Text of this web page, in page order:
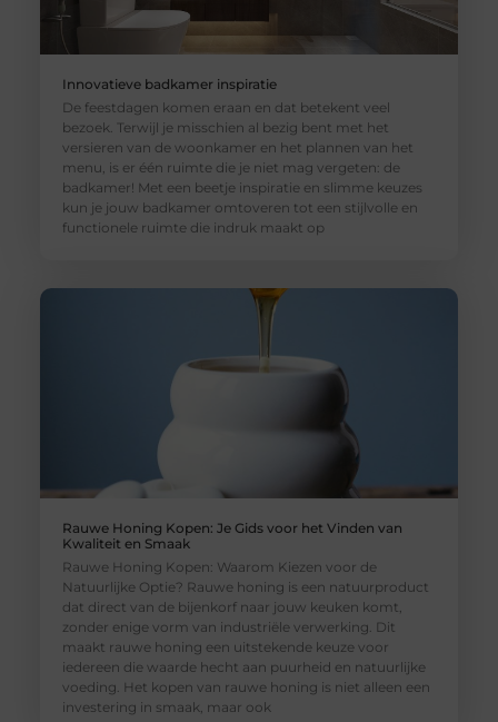
Innovatieve badkamer inspiratie
De feestdagen komen eraan en dat betekent veel
bezoek. Terwijl je misschien al bezig bent met het
versieren van de woonkamer en het plannen van het
menu, is er één ruimte die je niet mag vergeten: de
badkamer! Met een beetje inspiratie en slimme keuzes
kun je jouw badkamer omtoveren tot een stijlvolle en
functionele ruimte die indruk maakt op
Rauwe Honing Kopen: Je Gids voor het Vinden van
Kwaliteit en Smaak
Rauwe Honing Kopen: Waarom Kiezen voor de
Natuurlijke Optie? Rauwe honing is een natuurproduct
dat direct van de bijenkorf naar jouw keuken komt,
zonder enige vorm van industriële verwerking. Dit
maakt rauwe honing een uitstekende keuze voor
iedereen die waarde hecht aan puurheid en natuurlijke
voeding. Het kopen van rauwe honing is niet alleen een
investering in smaak, maar ook